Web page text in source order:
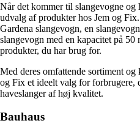
Når det kommer til slangevogne og
udvalg af produkter hos Jem og
Gardena slangevogn, en
slangevogn med en kapacitet på
produkter, du har brug for.
Med deres omfattende sortiment
og Fix et ideelt valg for forbrugere,
haveslanger af høj kvalitet.
Bauhaus